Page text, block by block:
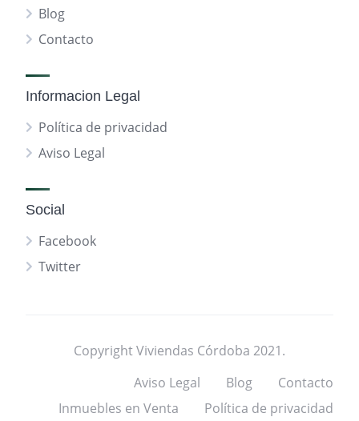
Blog
Contacto
Informacion Legal
Política de privacidad
Aviso Legal
Social
Facebook
Twitter
Copyright Viviendas Córdoba 2021.
Aviso Legal
Blog
Contacto
Inmuebles en Venta
Política de privacidad